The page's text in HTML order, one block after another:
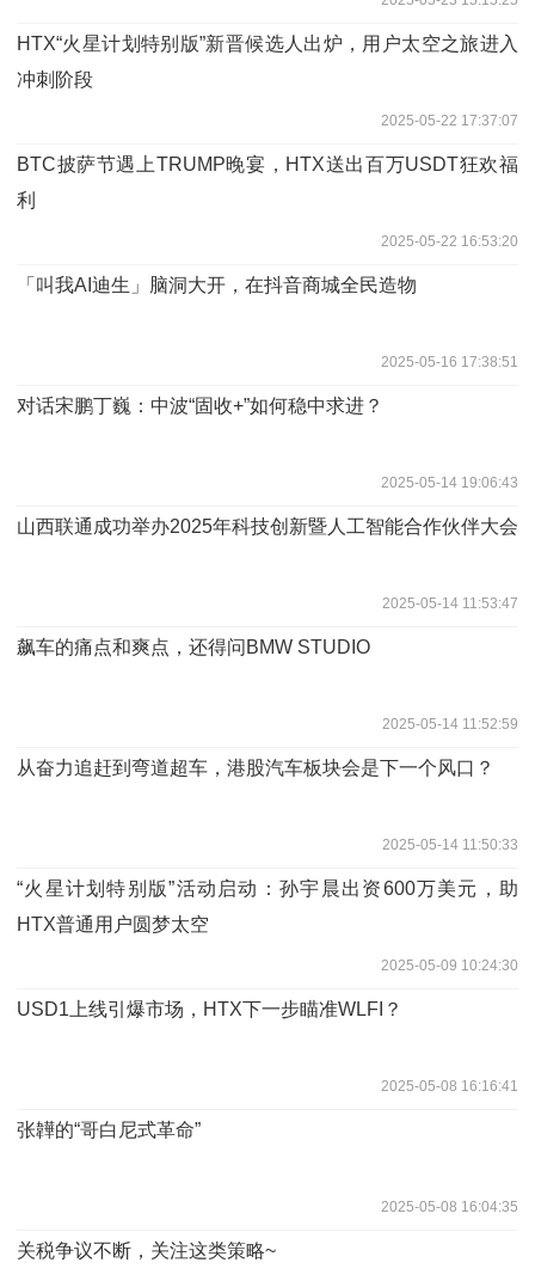
HTX“火星计划特别版”新晋候选人出炉，用户太空之旅进入
冲刺阶段
2025-05-22 17:37:07
BTC披萨节遇上TRUMP晚宴，HTX送出百万USDT狂欢福
利
2025-05-22 16:53:20
「叫我AI迪生」脑洞大开，在抖音商城全民造物
2025-05-16 17:38:51
对话宋鹏丁巍：中波“固收+”如何稳中求进？
2025-05-14 19:06:43
山西联通成功举办2025年科技创新暨人工智能合作伙伴大会
2025-05-14 11:53:47
飙车的痛点和爽点，还得问BMW STUDIO
2025-05-14 11:52:59
从奋力追赶到弯道超车，港股汽车板块会是下一个风口？
2025-05-14 11:50:33
“火星计划特别版”活动启动：孙宇晨出资600万美元，助
HTX普通用户圆梦太空
2025-05-09 10:24:30
USD1上线引爆市场，HTX下一步瞄准WLFI？
2025-05-08 16:16:41
张韡的“哥白尼式革命”
2025-05-08 16:04:35
关税争议不断，关注这类策略~